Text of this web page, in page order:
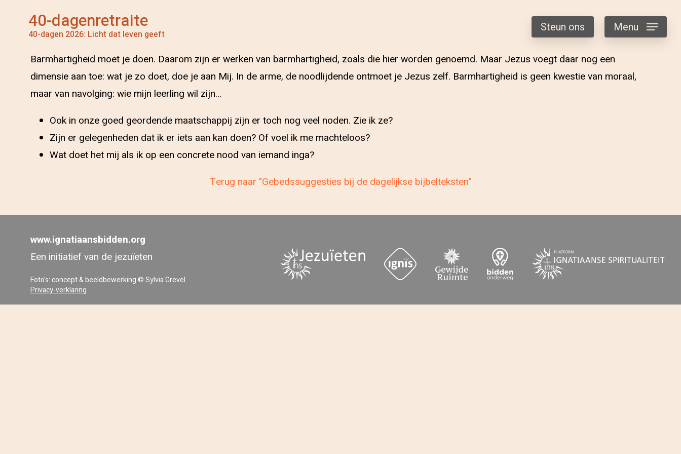
40-dagenretraite
40-dagen 2026: Licht dat leven geeft Steun ons Menu
Barmhartigheid moet je doen. Daarom zijn er werken van barmhartigheid, zoals die hier worden genoemd. Maar Jezus voegt daar nog een
dimensie aan toe: wat je zo doet, doe je aan Mij. In de arme, de noodlijdende ontmoet je Jezus zelf. Barmhartigheid is geen kwestie van moraal,
maar van navolging: wie mijn leerling wil zijn…
Ook in onze goed geordende maatschappij zijn er toch nog veel noden. Zie ik ze?
Zijn er gelegenheden dat ik er iets aan kan doen? Of voel ik me machteloos?
Wat doet het mij als ik op een concrete nood van iemand inga?
Terug naar "Gebedssuggesties bij de dagelijkse bijbelteksten"
www.ignatiaansbidden.org
Een initiatief van de jezuïeten
Foto's: concept & beeldbewerking © Sylvia Grevel
Privacy-verklaring